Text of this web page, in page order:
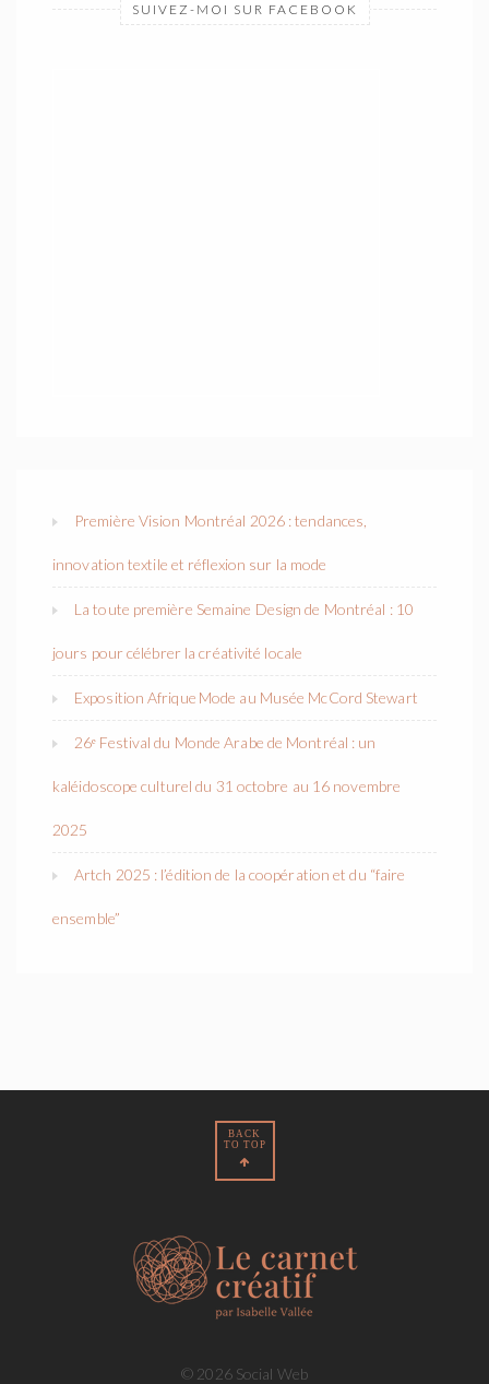
SUIVEZ-MOI SUR FACEBOOK
Première Vision Montréal 2026 : tendances,
innovation textile et réflexion sur la mode
La toute première Semaine Design de Montréal : 10
jours pour célébrer la créativité locale
Exposition Afrique Mode au Musée McCord Stewart
26ᵉ Festival du Monde Arabe de Montréal : un
kaléidoscope culturel du 31 octobre au 16 novembre
2025
Artch 2025 : l’édition de la coopération et du “faire
ensemble”
BACK
TO TOP
© 2026 Social Web